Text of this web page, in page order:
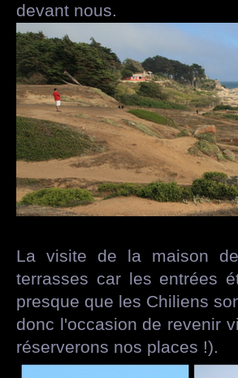
devant nous.
La visite de la maison
terrasses car les entrées
presque que les Chiliens
donc l'occasion de revenir
réserverons nos places !).